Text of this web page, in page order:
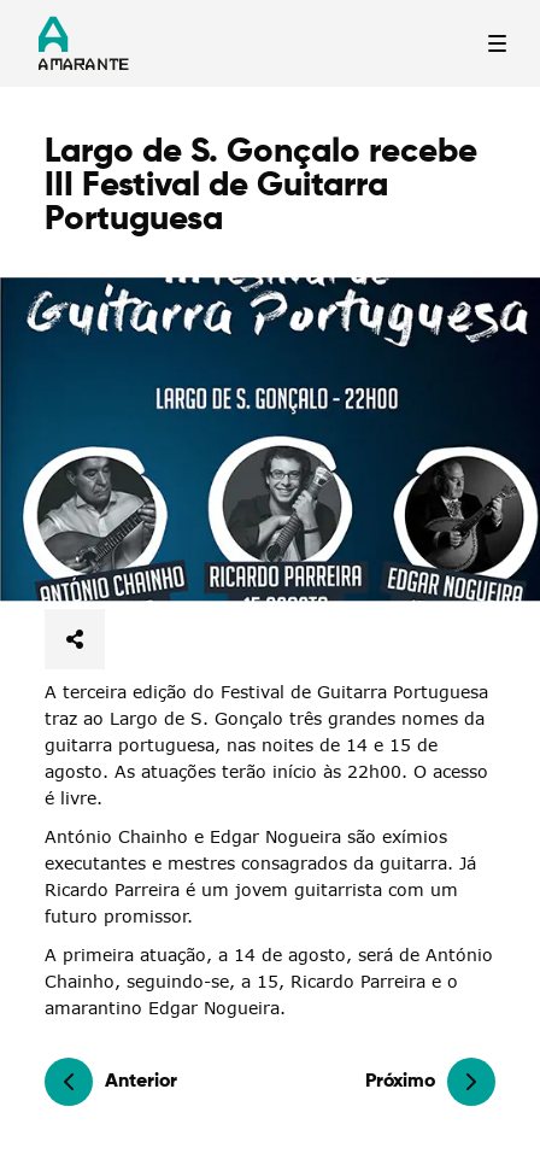
Termo de Pesquisa
Categorias gerais
Filtros
Largo de S. Gonçalo recebe
III Festival de Guitarra
Portuguesa
A terceira edição do Festival de Guitarra Portuguesa
traz ao Largo de S. Gonçalo três grandes nomes da
guitarra portuguesa, nas noites de 14 e 15 de
agosto. As atuações terão início às 22h00. O acesso
é livre.
António Chainho e Edgar Nogueira são exímios
executantes e mestres consagrados da guitarra. Já
Ricardo Parreira é um jovem guitarrista com um
futuro promissor.
A primeira atuação, a 14 de agosto, será de António
Chainho, seguindo-se, a 15, Ricardo Parreira e o
amarantino Edgar Nogueira.
Anterior Próximo